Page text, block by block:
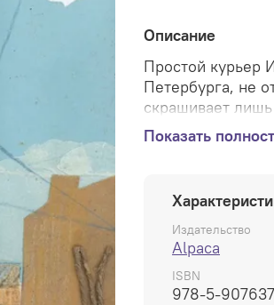
Описание
Простой курьер
Петербурга, не
скрашивает
совместной
жизненные
Мягкий
Показать
Издательство
Alpaca
ISBN
978-5-